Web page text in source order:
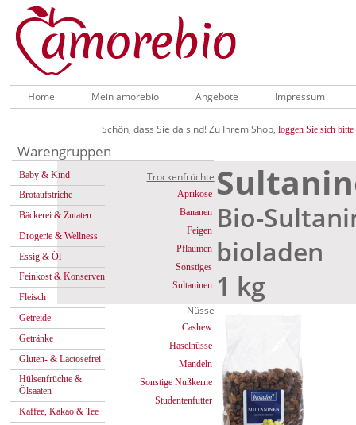
Home Mein amorebio Angebote Impressum
Schön, dass Sie da sind! Zu Ihrem Shop, loggen Sie sich bitte
Warengruppen
Baby & Kind
Brotaufstriche
Bäckerei & Zutaten
Drogerie & Wellness
Essig & Öl
Feinkost & Konserven
Fleisch
Getreide
Getränke
Gluten- & Lactosefrei
Hülsenfrüchte &
Ölsaaten
Kaffee, Kakao & Tee
Trockenfrüchte
Aprikose
Bananen
Feigen
Pflaumen
Sonstiges
Sultaninen
Nüsse
Cashew
Haselnüsse
Mandeln
Sonstige Nußkerne
Studentenfutter
Bio-
bioladen
1 kg